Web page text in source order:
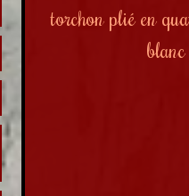
torchon plié en